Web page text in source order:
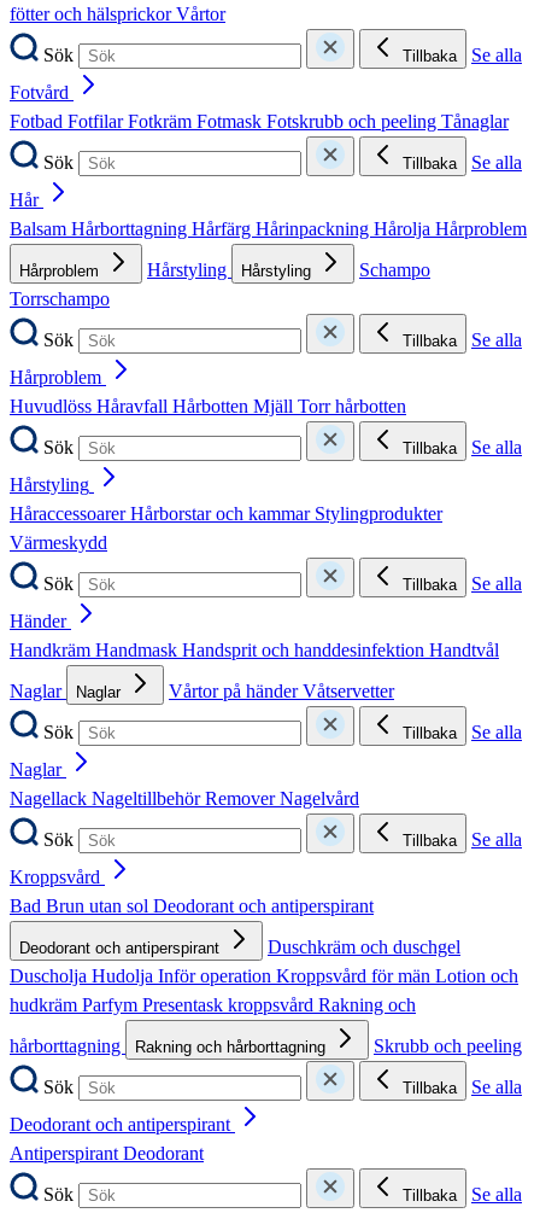
fötter och hälsprickorVårtor
Sök
Tillbaka
Se alla
Fotvård
Fotbad FotfilarFotkräm Fotmask Fotskrubb och peeling Tånaglar
Sök
Tillbaka
Se alla
Hår
Balsam Hårborttagning Hårfärg Hårinpackning Hårolja Hårproblem
Hårproblem Hårstyling Hårstyling
Schampo
Torrschampo
Sök
Tillbaka
Se alla
Hårproblem
Huvudlöss Håravfall Hårbotten Mjäll Torr hårbotten
Sök
Tillbaka
Se alla
Hårstyling
HåraccessoarerHårborstar och kammar Stylingprodukter
Värmeskydd
Sök
Tillbaka
Se alla
Händer
Handkräm Handmask Handsprit och handdesinfektion Handtvål
Naglar
Naglar Vårtor på händerVåtservetter
Sök
Tillbaka
Se alla
Naglar
Nagellack NageltillbehörRemoverNagelvård
Sök
Tillbaka
Se alla
Kroppsvård
Bad Brun utan sol Deodorant och antiperspirant
Deodorant och antiperspirant
Duschkräm och duschgel
Duscholja Hudolja Inför operation Kroppsvård för män Lotion och
hudkräm Parfym Presentask kroppsvård Rakning och
hårborttagning
Rakning och hårborttagning
Skrubb och peeling
Sök
Tillbaka
Se alla
Deodorant och antiperspirant
AntiperspirantDeodorant
Sök
Tillbaka
Se alla